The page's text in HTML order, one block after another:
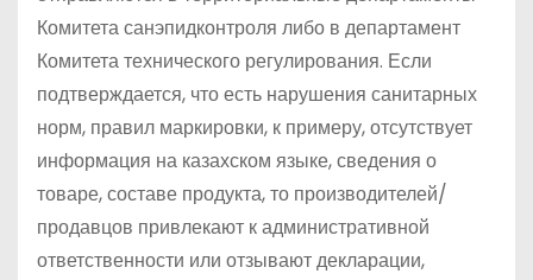
Комитета санэпидконтроля либо в департамент
Комитета технического регулирования. Если
подтверждается, что есть нарушения санитарных
норм, правил маркировки, к примеру, отсутствует
информация на казахском языке, сведения о
товаре, составе продукта, то производителей/
продавцов привлекают к административной
ответственности или отзывают декларации,